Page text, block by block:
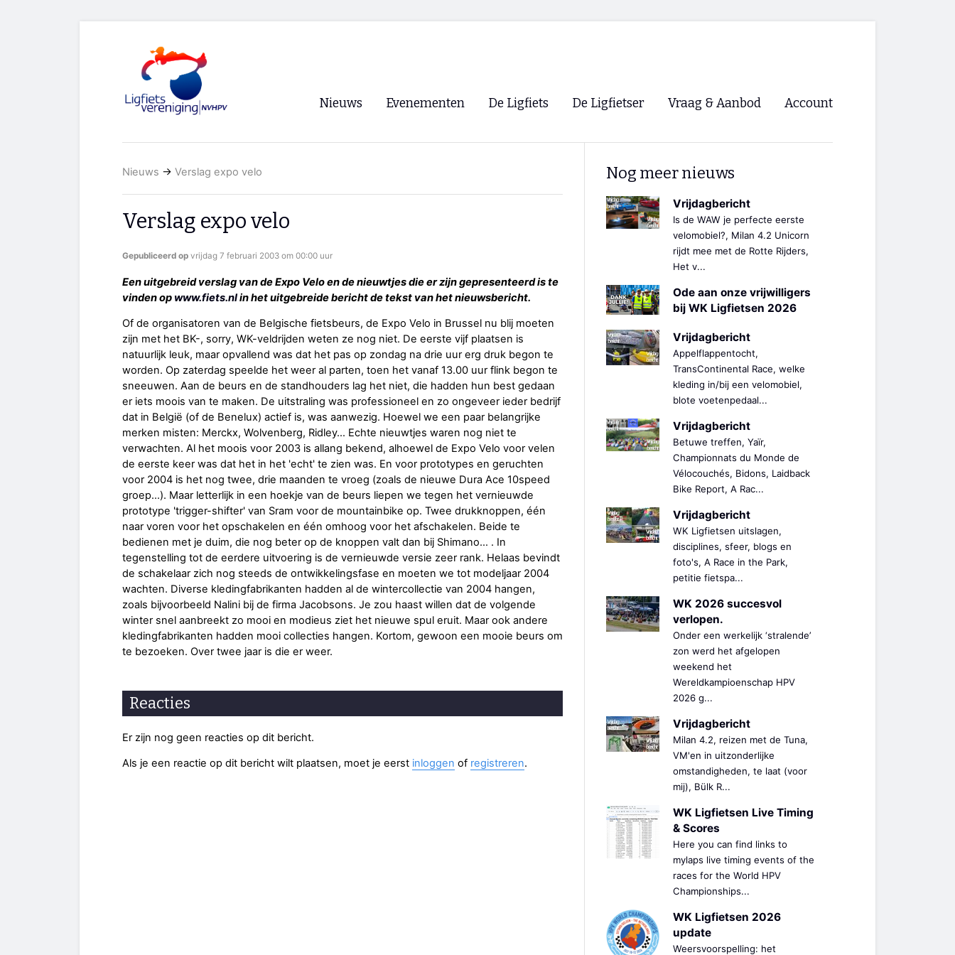
Nieuws Evenementen
WK Ligfietsen 2026
Oliebollentocht
De Ligfiets De Ligfietser
Ligfietsvereninging NVHPV
Lokale Fietsverenigingen
Forum ligfietsers.nl 🡺
Vraag & Aanbod Account
Nieuws → Verslag expo velo
Verslag expo velo
Gepubliceerd op vrijdag 7 februari 2003 om 00:00 uur
Een uitgebreid verslag van de Expo Velo en de nieuwtjes die er zijn gepresenteerd is te
vinden op www.fiets.nlin het uitgebreide bericht de tekst van het nieuwsbericht.
Of de organisatoren van de Belgische fietsbeurs, de Expo Velo in Brussel nu blij moeten
zijn met het BK-, sorry, WK-veldrijden weten ze nog niet. De eerste vijf plaatsen is
natuurlijk leuk, maar opvallend was dat het pas op zondag na drie uur erg druk begon te
worden. Op zaterdag speelde het weer al parten, toen het vanaf 13.00 uur flink begon te
sneeuwen. Aan de beurs en de standhouders lag het niet, die hadden hun best gedaan
er iets moois van te maken. De uitstraling was professioneel en zo ongeveer ieder bedrijf
dat in België (of de Benelux) actief is, was aanwezig. Hoewel we een paar belangrijke
merken misten: Merckx, Wolvenberg, Ridley… Echte nieuwtjes waren nog niet te
verwachten. Al het moois voor 2003 is allang bekend, alhoewel de Expo Velo voor velen
de eerste keer was dat het in het 'echt' te zien was. En voor prototypes en geruchten
voor 2004 is het nog twee, drie maanden te vroeg (zoals de nieuwe Dura Ace 10speed
groep…). Maar letterlijk in een hoekje van de beurs liepen we tegen het vernieuwde
prototype 'trigger-shifter' van Sram voor de mountainbike op. Twee drukknoppen, één
naar voren voor het opschakelen en één omhoog voor het afschakelen. Beide te
bedienen met je duim, die nog beter op de knoppen valt dan bij Shimano… . In
tegenstelling tot de eerdere uitvoering is de vernieuwde versie zeer rank. Helaas bevindt
de schakelaar zich nog steeds de ontwikkelingsfase en moeten we tot modeljaar 2004
wachten. Diverse kledingfabrikanten hadden al de wintercollectie van 2004 hangen,
zoals bijvoorbeeld Nalini bij de firma Jacobsons. Je zou haast willen dat de volgende
winter snel aanbreekt zo mooi en modieus ziet het nieuwe spul eruit. Maar ook andere
kledingfabrikanten hadden mooi collecties hangen. Kortom, gewoon een mooie beurs om
te bezoeken. Over twee jaar is die er weer.
Reacties
Er zijn nog geen reacties op dit bericht.
Als je een reactie op dit bericht wilt plaatsen, moet je eerst inloggen of registreren.
Nog meer nieuws
Vrijdagbericht
Is de WAW je perfecte eerste
velomobiel?, Milan 4.2 Unicorn
rijdt mee met de Rotte Rijders,
Het v...
Ode aan onze vrijwilligers
bij WK Ligfietsen 2026
Vrijdagbericht
Appelflappentocht,
TransContinental Race, welke
kleding in/bij een velomobiel,
blote voetenpedaal...
Vrijdagbericht
Betuwe treffen, Yaïr,
Championnats du Monde de
Vélocouchés, Bidons, Laidback
Bike Report, A Rac...
Vrijdagbericht
WK Ligfietsen uitslagen,
disciplines, sfeer, blogs en
foto's, A Race in the Park,
petitie fietspa...
WK 2026 succesvol
verlopen.
Onder een werkelijk ‘stralende’
zon werd het afgelopen
weekend het
Wereldkampioenschap HPV
2026 g...
Vrijdagbericht
Milan 4.2, reizen met de Tuna,
VM'en in uitzonderlijke
omstandigheden, te laat (voor
mij), Bülk R...
WK Ligfietsen Live Timing
& Scores
Here you can find links to
mylaps live timing events of the
races for the World HPV
Championships...
WK Ligfietsen 2026
update
Weersvoorspelling: het